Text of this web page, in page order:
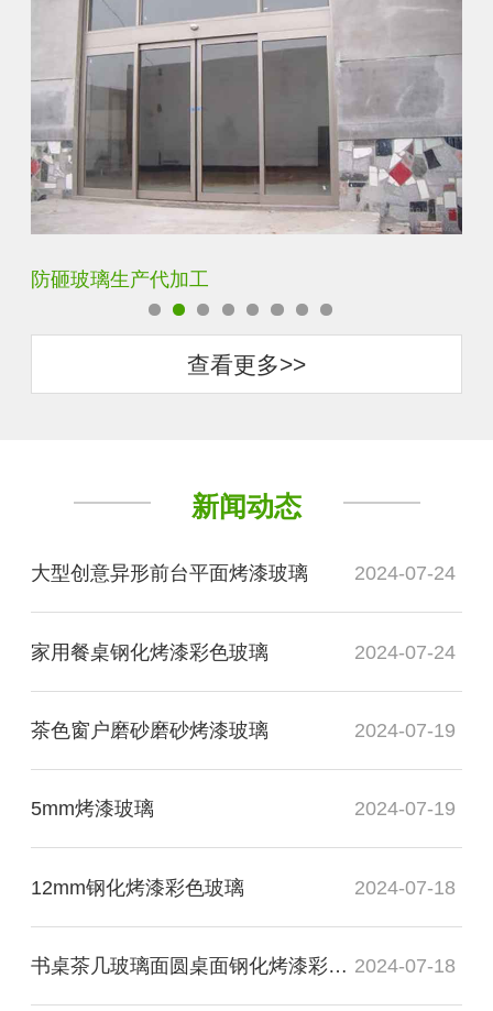
防砸玻璃生产代加工
查看更多>>
新闻动态
大型创意异形前台平面烤漆玻璃 2024-07-24
家用餐桌钢化烤漆彩色玻璃 2024-07-24
茶色窗户磨砂磨砂烤漆玻璃 2024-07-19
5mm烤漆玻璃 2024-07-19
12mm钢化烤漆彩色玻璃 2024-07-18
书桌茶几玻璃面圆桌面钢化烤漆彩色玻璃 2024-07-18